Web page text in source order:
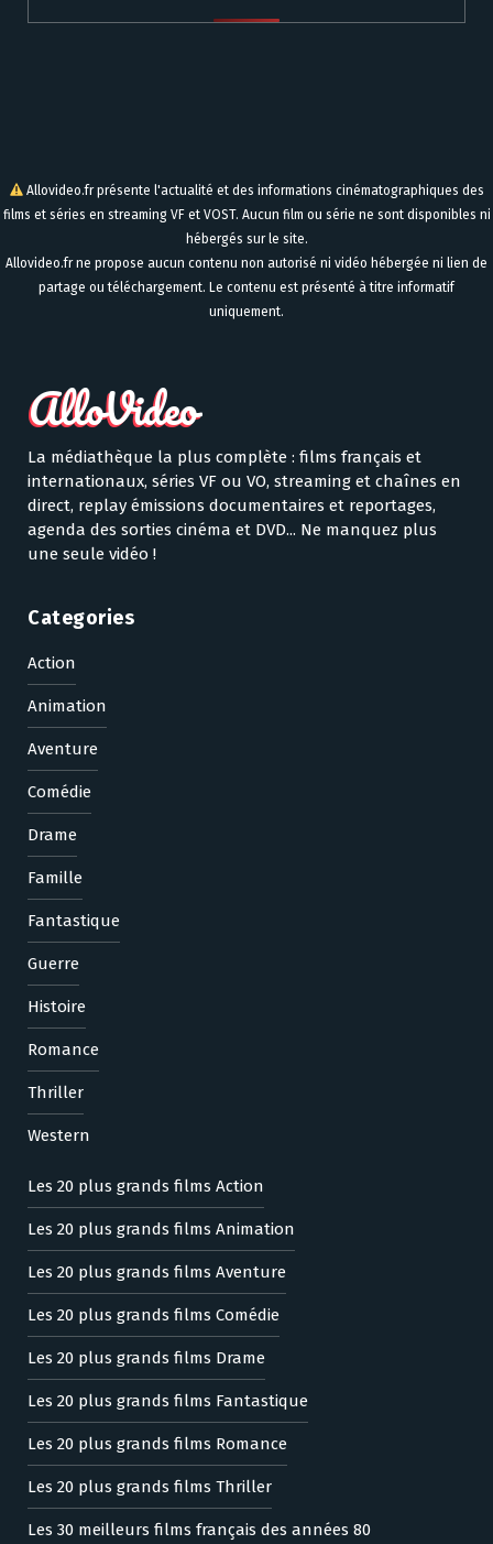
Allovideo.fr présente l'actualité et des informations cinématographiques des
films et séries en streaming VF et VOST. Aucun film ou série ne sont disponibles ni
hébergés sur le site.
Allovideo.fr ne propose aucun contenu non autorisé ni vidéo hébergée ni lien de
partage ou téléchargement. Le contenu est présenté à titre informatif
uniquement.
La médiathèque la plus complète : films français et
internationaux, séries VF ou VO, streaming et chaînes en
direct, replay émissions documentaires et reportages,
agenda des sorties cinéma et DVD... Ne manquez plus
une seule vidéo !
Categories
Action
Animation
Aventure
Comédie
Drame
Famille
Fantastique
Guerre
Histoire
Romance
Thriller
Western
Les 20 plus grands films Action
Les 20 plus grands films Animation
Les 20 plus grands films Aventure
Les 20 plus grands films Comédie
Les 20 plus grands films Drame
Les 20 plus grands films Fantastique
Les 20 plus grands films Romance
Les 20 plus grands films Thriller
Les 30 meilleurs films français des années 80